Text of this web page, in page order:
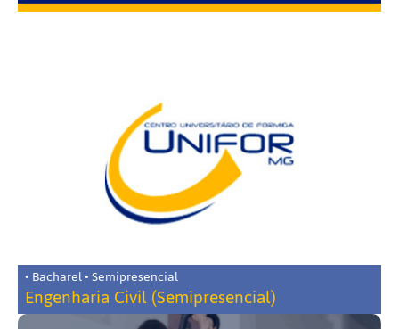
• Bacharel • Semipresencial
Engenharia Civil (Semipresencial)